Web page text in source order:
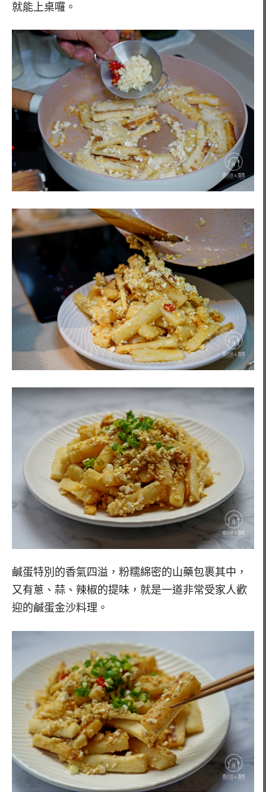
就能上桌囉。
鹹蛋特別的香氣四溢，粉糯綿密的山藥包裹其中，
又有蔥、蒜、辣椒的提味，就是一道非常受家人歡
迎的鹹蛋金沙料理。